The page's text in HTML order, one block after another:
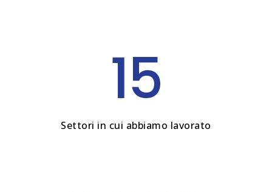
15
Settori in cui abbiamo lavorato